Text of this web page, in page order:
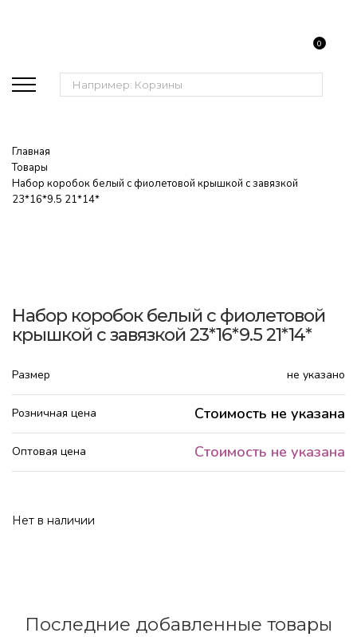
Поиск:
0
Главная
Товары
Набор коробок белый с фиолетовой крышкой с завязкой
23*16*9.5 21*14*
Набор коробок белый с фиолетовой
крышкой с завязкой 23*16*9.5 21*14*
Размер не указано
Розничная цена Стоимость не указана
Оптовая цена Стоимость не указана
Нет в наличии
Последние добавленные товары